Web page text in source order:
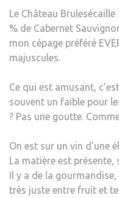
Le Château
% de Cabernet
mon cépage préféré
majuscules.
Ce qui est amusant,
souvent un faible pour
? Pas une goutte.
On est sur un vin d’une
La matière est
Il y a de la
très juste entre fruit et